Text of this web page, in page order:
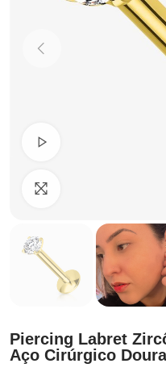
Piercing Labret
Aço Cirúrgico